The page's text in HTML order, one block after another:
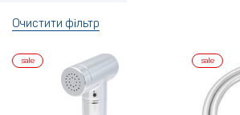
Очистити фільтр
sale sale